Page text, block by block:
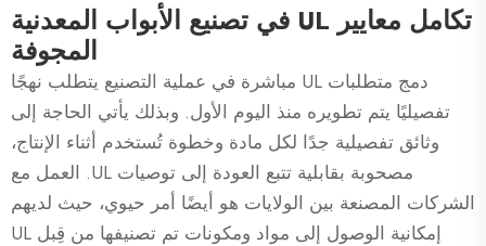
تكامل معايير UL في تصنيع الأبواب المعدنية
المجوفة
دمج متطلبات UL مباشرة في عملية التصنيع يتطلب نهجًا
تفصيليًا يتم تطويره منذ اليوم الأول. وبذلك يأتي الحاجة إلى
وثائق تفصيلية جدًا لكل مادة وخطوة تُستخدم أثناء الإنتاج،
مصحوبة بقابلية تتبع العودة إلى توصيات UL. العمل مع
الشركات المصنعة بين الولايات هو أيضًا أمر حيوي، حيث لديهم
إمكانية الوصول إلى مواد ومكونات تم تصنيفها من قِبل UL